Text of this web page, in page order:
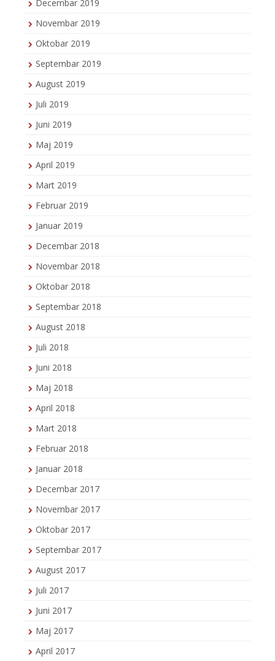
Decembar 2019
Novembar 2019
Oktobar 2019
Septembar 2019
August 2019
Juli 2019
Juni 2019
Maj 2019
April 2019
Mart 2019
Februar 2019
Januar 2019
Decembar 2018
Novembar 2018
Oktobar 2018
Septembar 2018
August 2018
Juli 2018
Juni 2018
Maj 2018
April 2018
Mart 2018
Februar 2018
Januar 2018
Decembar 2017
Novembar 2017
Oktobar 2017
Septembar 2017
August 2017
Juli 2017
Juni 2017
Maj 2017
April 2017